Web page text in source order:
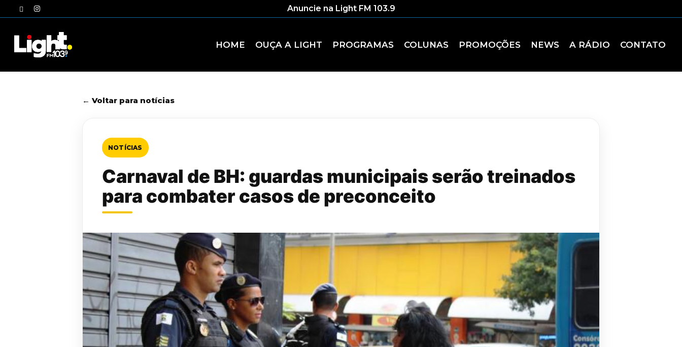
to
twitterinstagram Anuncie na Light FM 103.9
HOME OUÇA A LIGHT PROGRAMAS COLUNAS PROMOÇÕES NEWS A RÁDIO CONTATO
← Voltar para notícias
NOTÍCIAS
Carnaval de BH: guardas municipais serão treinados
para combater casos de preconceito